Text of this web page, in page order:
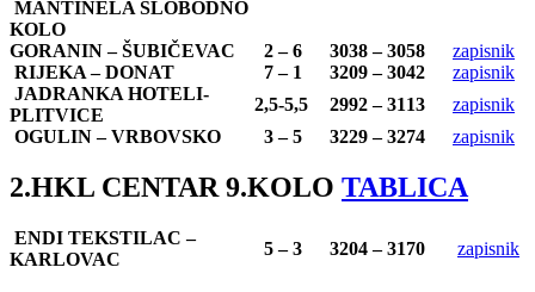
MANTINELA SLOBODNO
KOLO
GORANIN – ŠUBIČEVAC
2 – 6 3038 – 3058
zapisnik
RIJEKA – DONAT
7 – 1 3209 – 3042
zapisnik
JADRANKA HOTELI-
PLITVICE
2,5-5,5 2992 – 3113
zapisnik
OGULIN – VRBOVSKO
3 – 5 3229 – 3274 zapisnik
2.HKL CENTAR 9.KOLO TABLICA
ENDI TEKSTILAC –
KARLOVAC
5 – 3 3204 – 3170 zapisnik